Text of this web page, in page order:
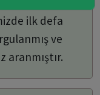
ilk defa
ve
aranmıştır.